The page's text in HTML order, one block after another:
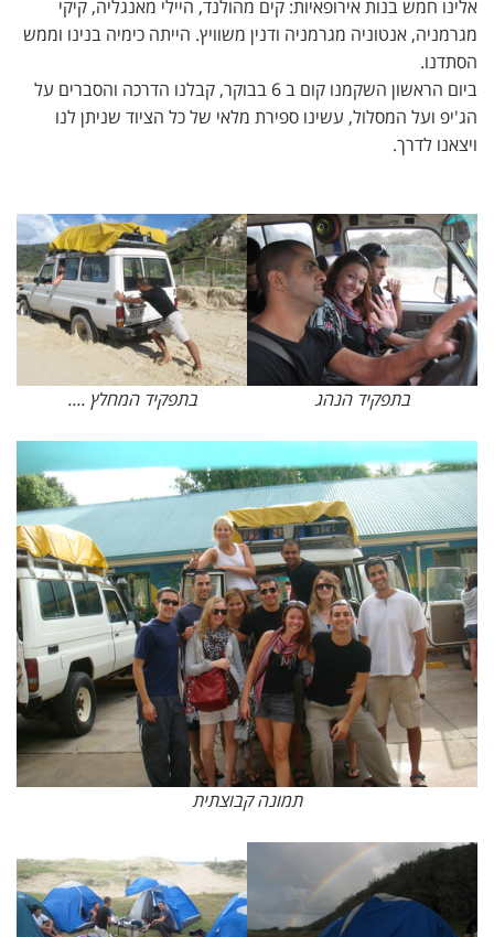
אלינו חמש בנות אירופאיות: קים מהולנד, היילי מאנגליה, קיקי
מגרמניה, אנטוניה מגרמניה ודנין משוויץ. הייתה כימיה בנינו וממש
הסתדנו.
ביום הראשון השקמנו קום ב 6 בבוקר, קבלנו הדרכה והסברים על
הג'יפ ועל המסלול, עשינו ספירת מלאי של כל הציוד שניתן לנו
ויצאנו לדרך.
בתפקיד הנהג בתפקיד המחלץ ....
תמונה קבוצתית